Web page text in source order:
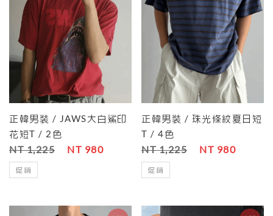
正韓男裝 / JAWS大白鯊印
花短T / 2色
NT 1,225 NT 980
促銷
正韓男裝 / 珠光條紋夏日短
T / 4色
NT 1,225 NT 980
促銷